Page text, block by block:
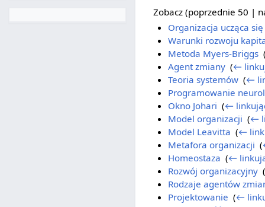
Zobacz (poprzednie 50 |
Organizacja ucząca się
Warunki rozwoju
Metoda Myers-Briggs‎
Agent zmiany‎ (←
Teoria systemów‎ (←
Programowanie
Okno Johari (←
Model organizacji (←
Model Leavitta (←
Metafora organizacji (
Homeostaza (←
Rozwój organizacyjny‎ (
Rodzaje agentów
Projektowanie (←